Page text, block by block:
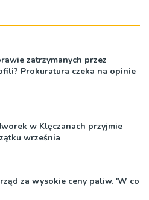
zatrzymanych przez
Prokuratura czeka na opinie
w Klęczanach przyjmie
września
za wysokie ceny paliw. 'W co